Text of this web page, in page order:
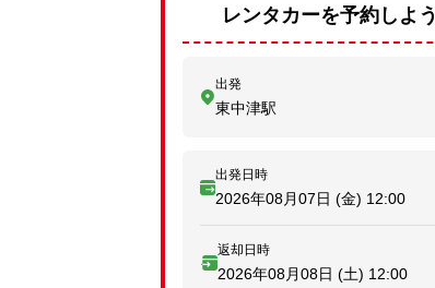
レンタカーを予約しよう
出発
東中津駅
出発日時
2026年08月07日 (金) 12:00
返却日時
2026年08月08日 (土) 12:00